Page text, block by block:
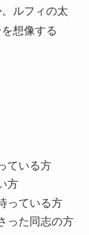
ルフィの太
想像する
ている方
方
っている方
った同志の方